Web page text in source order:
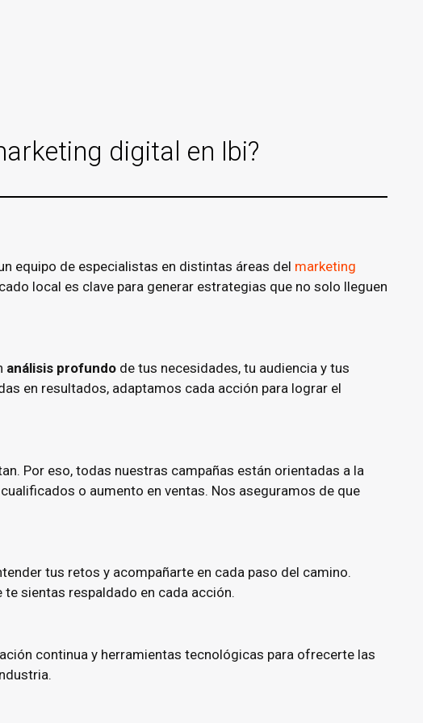
digital en Ibi?
equipo de especialistas en distintas áreas del marketing
local es clave para generar estrategias que no solo lleguen
análisis profundo de tus necesidades, tu audiencia y tus
en resultados, adaptamos cada acción para lograr el
Por eso, todas nuestras campañas están orientadas a la
o aumento en ventas. Nos aseguramos de que
tus retos y acompañarte en cada paso del camino.
te sientas respaldado en cada acción.
continua y herramientas tecnológicas para ofrecerte las